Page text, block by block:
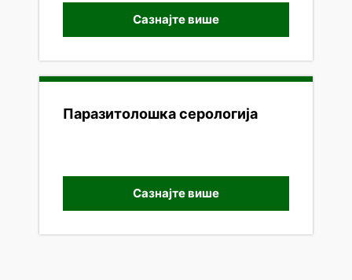
Сазнајте више
Паразитолошка серологија
Сазнајте више